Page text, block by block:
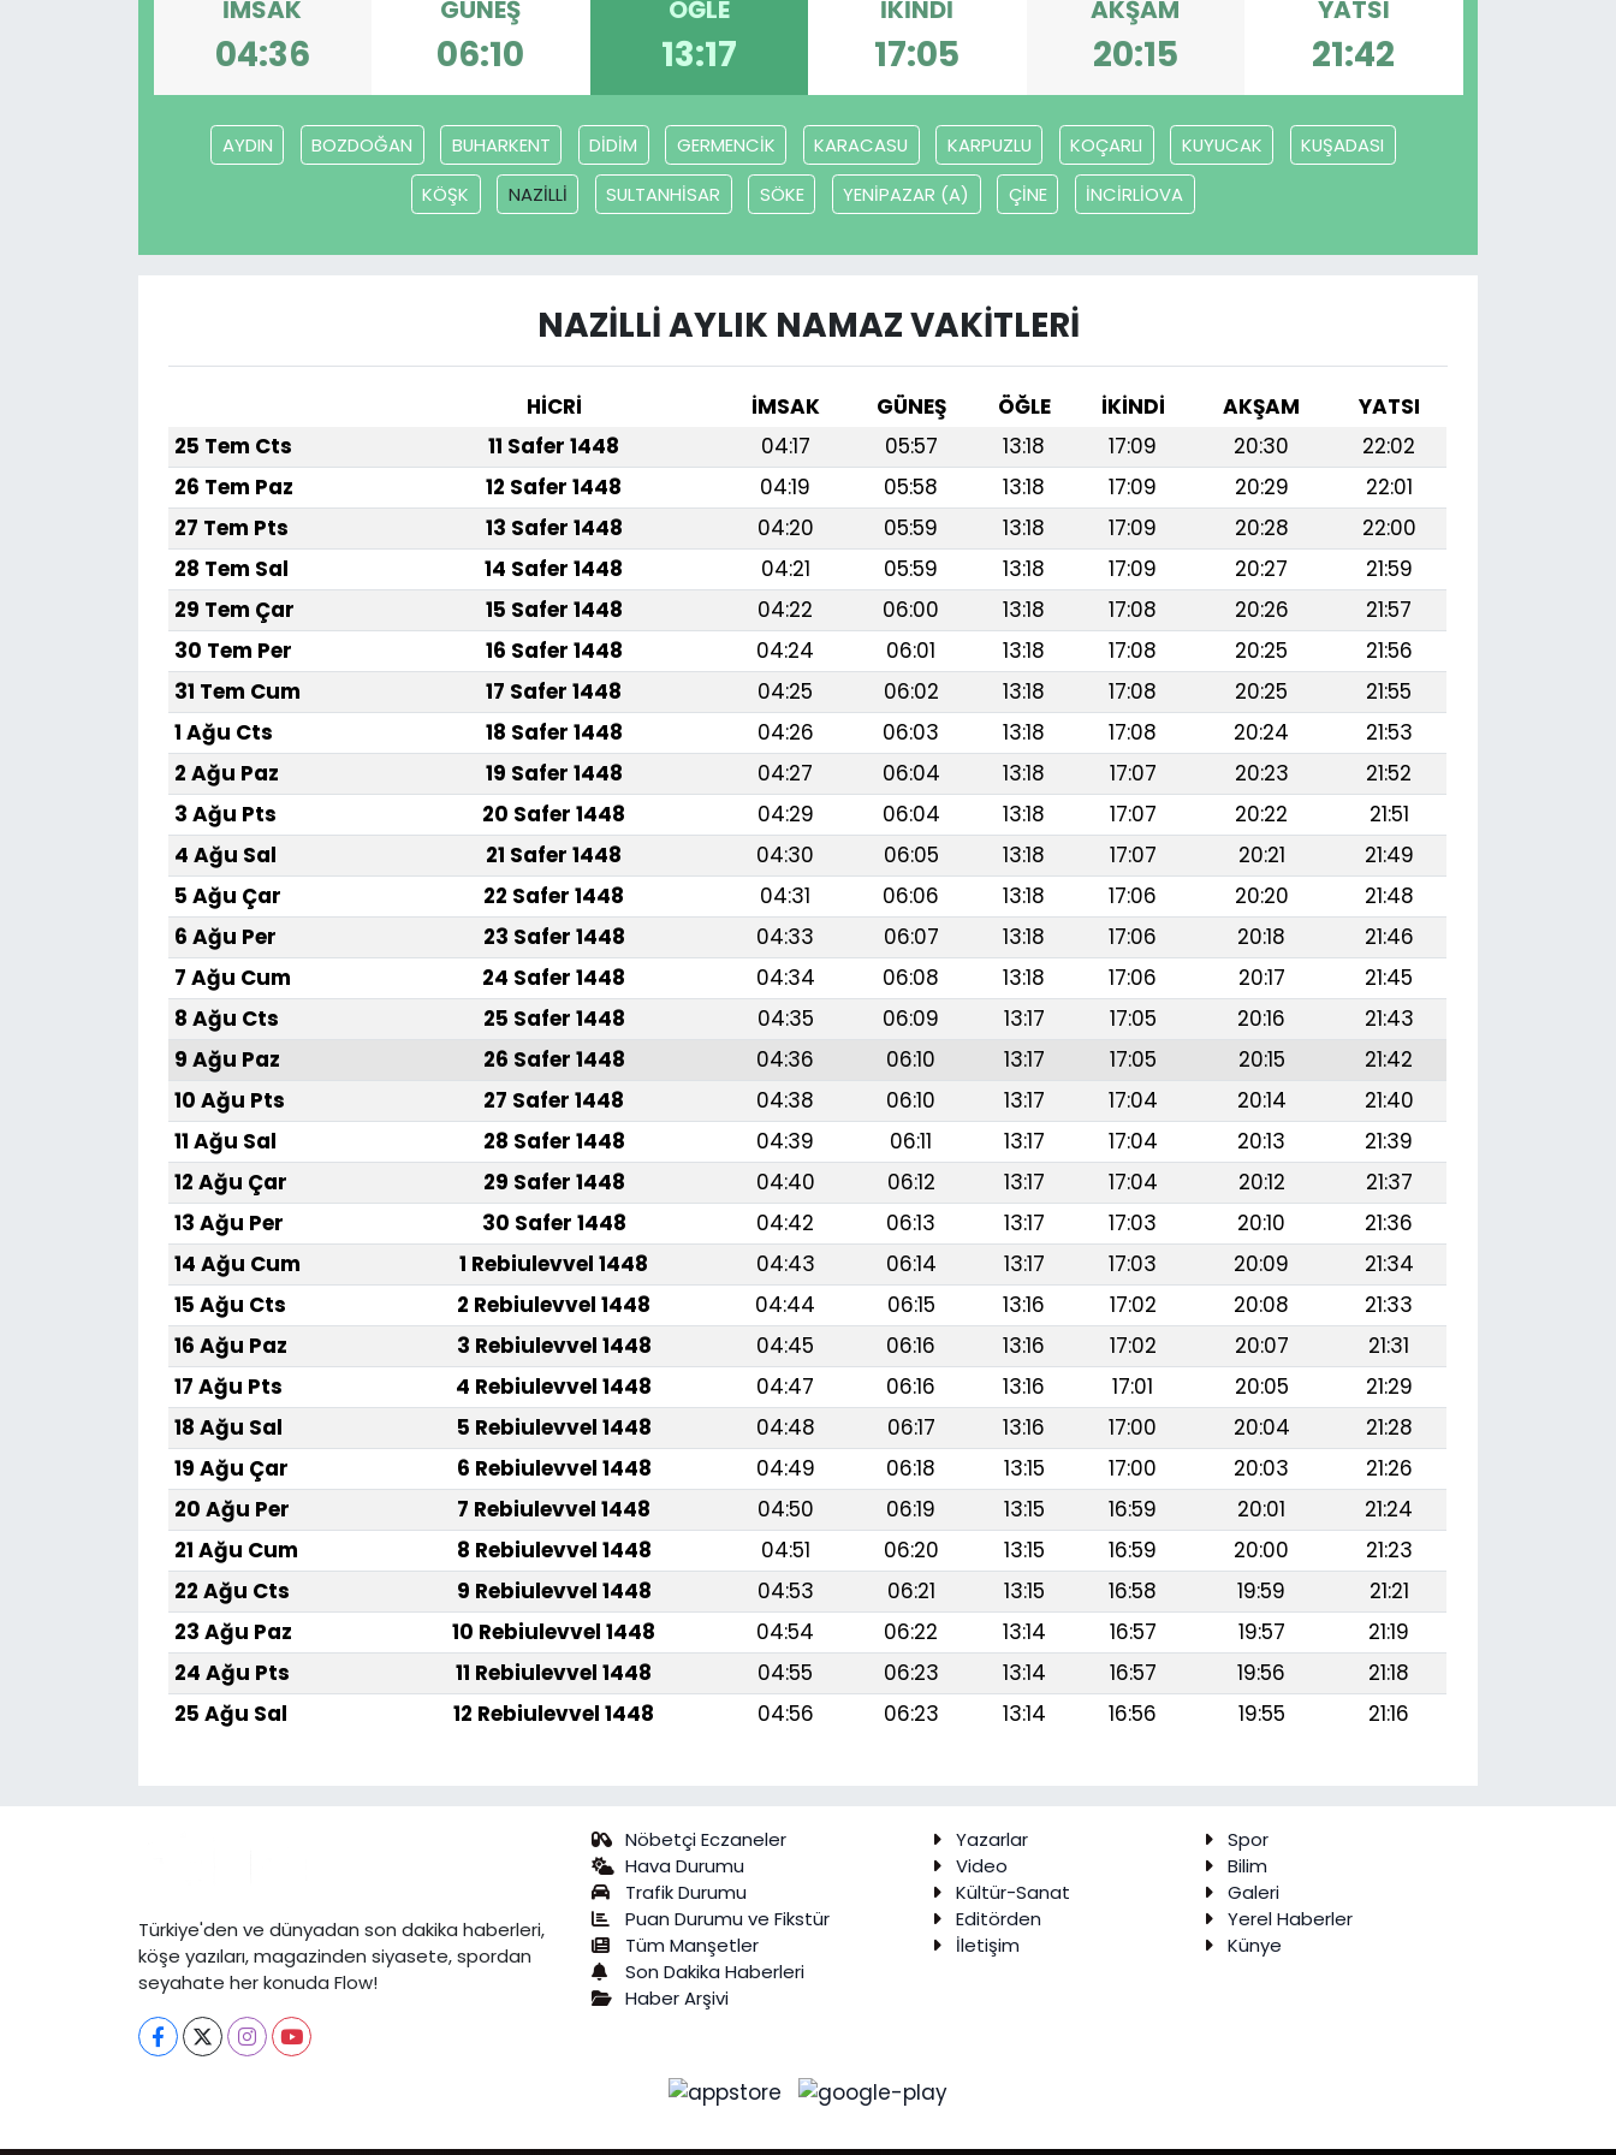
İMSAK
04:36
GÜNEŞ
06:10
ÖĞLE
13:17
İKINDI
17:05
AKŞAM
20:15
YATSI
21:42
AYDIN BOZDOĞAN BUHARKENT DİDİM GERMENCİK KARACASU KARPUZLU KOÇARLI KUYUCAK
KUŞADASI
KÖŞK
NAZİLLİ SULTANHİSAR SÖKE YENİPAZAR (A) ÇİNE İNCİRLİOVA
NAZİLLİ AYLIK NAMAZ VAKITLERI
HİCRİ İMSAK GÜNEŞ ÖĞLE İKINDI AKŞAM
YATSI
25 Tem Cts
11 Safer 1448 04:17 05:57 13:18 17:09 20:30
22:02
26 Tem Paz
12 Safer 1448 04:19 05:58 13:18 17:09 20:29
22:01
27 Tem Pts
13 Safer 1448 04:20 05:59 13:18 17:09 20:28
22:00
28 Tem Sal
14 Safer 1448 04:21 05:59 13:18 17:09 20:27
21:59
29 Tem Çar
15 Safer 1448 04:22 06:00 13:18 17:08 20:26
21:57
30 Tem Per
16 Safer 1448 04:24 06:01 13:18 17:08 20:25
21:56
31 Tem Cum
17 Safer 1448 04:25 06:02 13:18 17:08 20:25
21:55
1 Ağu Cts
18 Safer 1448 04:26 06:03 13:18 17:08 20:24
21:53
2 Ağu Paz
19 Safer 1448 04:27 06:04 13:18 17:07 20:23
21:52
3 Ağu Pts
20 Safer 1448 04:29 06:04 13:18 17:07 20:22
21:51
4 Ağu Sal
21 Safer 1448 04:30 06:05 13:18 17:07 20:21
21:49
5 Ağu Çar
22 Safer 1448 04:31 06:06 13:18 17:06 20:20
21:48
6 Ağu Per
23 Safer 1448 04:33 06:07 13:18 17:06 20:18
21:46
7 Ağu Cum
24 Safer 1448 04:34 06:08 13:18 17:06 20:17
21:45
8 Ağu Cts
25 Safer 1448 04:35 06:09 13:17 17:05 20:16
21:43
9 Ağu Paz
26 Safer 1448 04:36 06:10 13:17 17:05 20:15
21:42
10 Ağu Pts
27 Safer 1448 04:38 06:10 13:17 17:04 20:14
21:40
11 Ağu Sal
28 Safer 1448 04:39 06:11 13:17 17:04 20:13
21:39
12 Ağu Çar
29 Safer 1448 04:40 06:12 13:17 17:04 20:12
21:37
13 Ağu Per
30 Safer 1448 04:42 06:13 13:17 17:03 20:10
21:36
14 Ağu Cum
1 Rebiulevvel 1448 04:43 06:14 13:17 17:03 20:09
21:34
15 Ağu Cts
2 Rebiulevvel 1448 04:44 06:15 13:16 17:02 20:08
21:33
16 Ağu Paz
3 Rebiulevvel 1448 04:45 06:16 13:16 17:02 20:07
21:31
17 Ağu Pts
4 Rebiulevvel 1448 04:47 06:16 13:16 17:01 20:05
21:29
18 Ağu Sal
5 Rebiulevvel 1448 04:48 06:17 13:16 17:00 20:04
21:28
19 Ağu Çar
6 Rebiulevvel 1448 04:49 06:18 13:15 17:00 20:03
21:26
20 Ağu Per
7 Rebiulevvel 1448 04:50 06:19 13:15 16:59 20:01
21:24
21 Ağu Cum
8 Rebiulevvel 1448 04:51 06:20 13:15 16:59 20:00
21:23
22 Ağu Cts
9 Rebiulevvel 1448 04:53 06:21 13:15 16:58 19:59
21:21
23 Ağu Paz
10 Rebiulevvel 1448 04:54 06:22 13:14 16:57 19:57
21:19
24 Ağu Pts
11 Rebiulevvel 1448 04:55 06:23 13:14 16:57 19:56
21:18
25 Ağu Sal
12 Rebiulevvel 1448 04:56 06:23 13:14 16:56 19:55 21:16
Türkiye'den ve dünyadan son dakika haberleri,
köşe yazıları, magazinden siyasete, spordan
seyahate her konuda Flow!
Nöbetçi Eczaneler
Hava Durumu
Trafik Durumu
Puan Durumu ve Fikstür
Tüm Manşetler
Son Dakika Haberleri
Haber Arşivi
Yazarlar
Spor
Video
Bilim
Kültür-Sanat
Galeri
Editörden
Yerel Haberler
İletişim
Künye